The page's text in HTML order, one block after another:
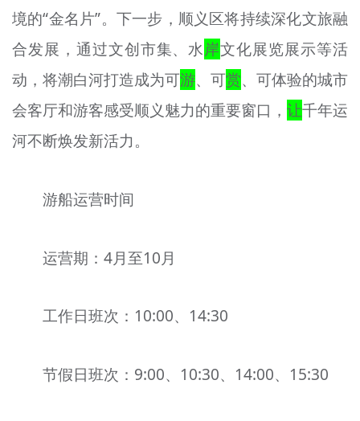
境的“金名片”。下一步，顺义区将持续深化文旅融
合发展，通过文创市集、水岸文化展览展示等活
动，将潮白河打造成为可游、可赏、可体验的城市
会客厅和游客感受顺义魅力的重要窗口，让千年运
河不断焕发新活力。
游船运营时间
运营期：4月至10月
工作日班次：10:00、14:30
节假日班次：9:00、10:30、14:00、15:30